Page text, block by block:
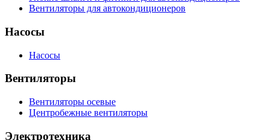
Вентиляторы для автокондиционеров
Насосы
Насосы
Вентиляторы
Вентиляторы осевые
Центробежные вентиляторы
Электротехника